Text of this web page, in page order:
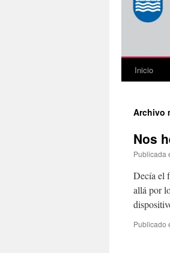
Inicio
Archivo
Nos
Publicada
Decía el
allá por
Publicado